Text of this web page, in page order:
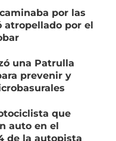
por las
atropellado por el
una Patrulla
prevenir y
que
auto en el
de la autopista